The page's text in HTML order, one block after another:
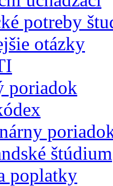
potreby
otázky
poriadok
štúdium
poplatky